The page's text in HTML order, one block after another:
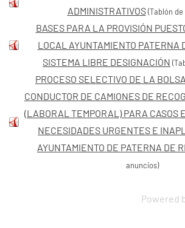
ADMINISTRATIVOS (Tablón
BASES PARA LA PROVISIÓN
LOCAL AYUNTAMIENTO PATERNA
SISTEMA LIBRE DESIGNACIÓN
PROCESO SELECTIVO DE LA
CONDUCTOR DE CAMIONES DE
(LABORAL TEMPORAL) PARA CASOS
NECESIDADES URGENTES E
AYUNTAMIENTO DE PATERNA DE
anuncios)
Powered